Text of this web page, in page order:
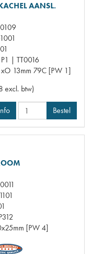
AANSL.
| TT0016
13mm 79C [PW 1]
excl. btw)
Bestel
[PW 4]